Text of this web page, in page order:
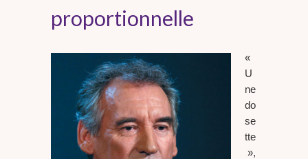
proportionnelle
«
U
ne
do
se
tte
»,